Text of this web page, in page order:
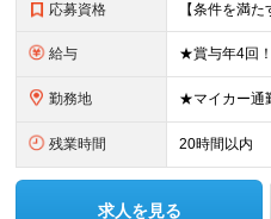
応募資格
給与
勤務地
残業時間 20時間以内
求人を見る